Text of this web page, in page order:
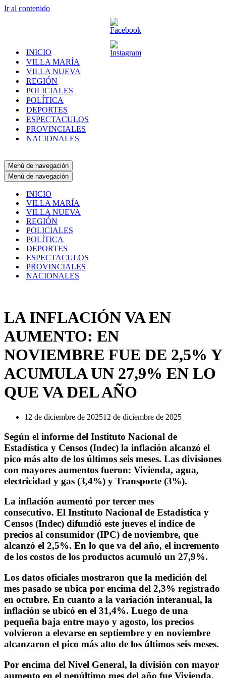
Ir al contenido
INICIO
VILLA MARÍA
VILLA NUEVA
REGIÓN
POLICIALES
POLÍTICA
DEPORTES
ESPECTACULOS
PROVINCIALES
NACIONALES
Menú de navegación
Menú de navegación
INICIO
VILLA MARÍA
VILLA NUEVA
REGIÓN
POLICIALES
POLÍTICA
DEPORTES
ESPECTACULOS
PROVINCIALES
NACIONALES
LA INFLACIÓN VA EN
AUMENTO: EN
NOVIEMBRE FUE DE 2,5% Y
ACUMULA UN 27,9% EN LO
QUE VA DEL AÑO
12 de diciembre de 202512 de diciembre de 2025
Según el informe del Instituto Nacional de
Estadística y Censos (Indec) la inflación alcanzó el
pico más alto de los últimos seis meses. Las divisiones
con mayores aumentos fueron: Vivienda, agua,
electricidad y gas (3,4%) y Transporte (3%).
La inflación aumentó por tercer mes
consecutivo. El Instituto Nacional de Estadística y
Censos (Indec) difundió este jueves el índice de
precios al consumidor (IPC) de noviembre, que
alcanzó el 2,5%. En lo que va del año, el incremento
de los costos de los productos acumuló un 27,9%.
Los datos oficiales mostraron que la medición del
mes pasado se ubica por encima del 2,3% registrado
en octubre. En cuanto a la variación interanual, la
inflación se ubicó en el 31,4%. Luego de una
pequeña baja entre mayo y agosto, los precios
volvieron a elevarse en septiembre y en noviembre
alcanzaron el pico más alto de los últimos seis meses.
Por encima del Nivel General, la división con mayor
aumento en el penúltimo mes del año fue Vivienda,